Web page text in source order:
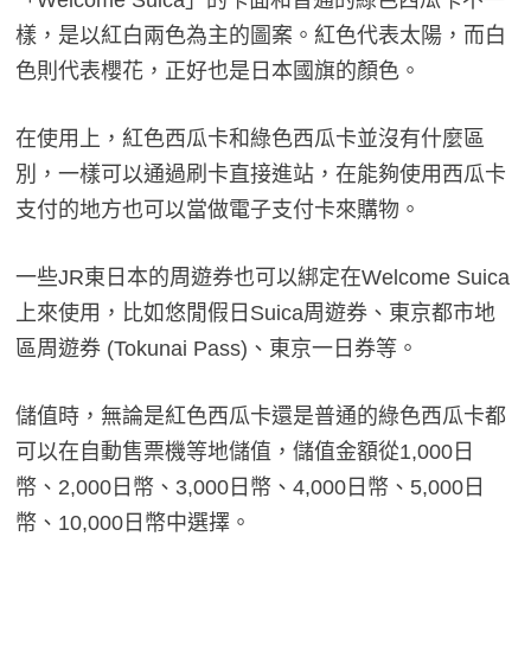
樣，是以紅白兩色為主的圖案。紅色代表太陽，而白
色則代表櫻花，正好也是日本國旗的顏色。
在使用上，紅色西瓜卡和綠色西瓜卡並沒有什麼區
別，一樣可以通過刷卡直接進站，在能夠使用西瓜卡
支付的地方也可以當做電子支付卡來購物。
一些JR東日本的周遊券也可以綁定在Welcome Suica
上來使用，比如悠閒假日Suica周遊券、東京都市地
區周遊券 (Tokunai Pass)、東京一日券等。
儲值時，無論是紅色西瓜卡還是普通的綠色西瓜卡都
可以在自動售票機等地儲值，儲值金額從1,000日
幣、2,000日幣、3,000日幣、4,000日幣、5,000日
幣、10,000日幣中選擇。